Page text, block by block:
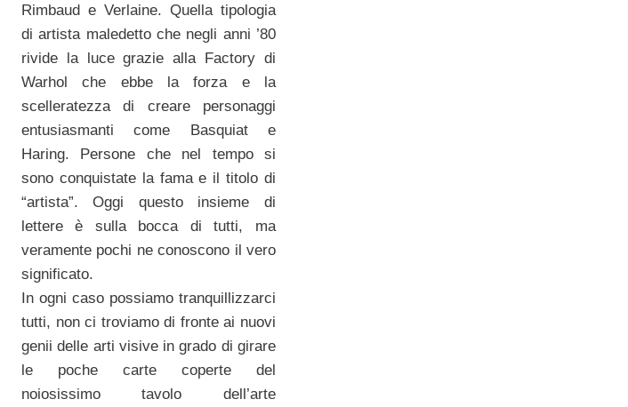
Rimbaud e Verlaine. Quella tipologia
di artista maledetto che negli anni ’80
rivide la luce grazie alla Factory di
Warhol che ebbe la forza e la
scelleratezza di creare personaggi
entusiasmanti come Basquiat e
Haring. Persone che nel tempo si
sono conquistate la fama e il titolo di
“artista”. Oggi questo insieme di
lettere è sulla bocca di tutti, ma
veramente pochi ne conoscono il vero
significato.
In ogni caso possiamo tranquillizzarci
tutti, non ci troviamo di fronte ai nuovi
genii delle arti visive in grado di girare
le poche carte coperte del
noiosissimo tavolo dell’arte